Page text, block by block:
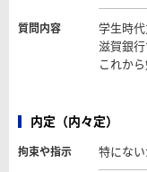
質問内容
学生時
滋賀銀
これか
内定（内々定）
拘束や指示 特にな